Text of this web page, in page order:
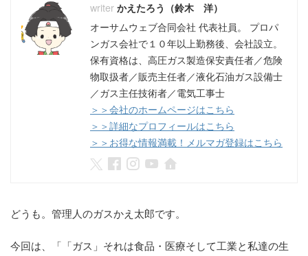
かえたろう（鈴木 洋）
オーサムウェブ合同会社 代表社員。 プロパ
ンガス会社で１０年以上勤務後、会社設立。
保有資格は、高圧ガス製造保安責任者／危険
物取扱者／販売主任者／液化石油ガス設備士
／ガス主任技術者／電気工事士
＞＞会社のホームページはこちら
＞＞詳細なプロフィールはこちら
＞＞お得な情報満載！メルマガ登録はこちら
どうも。管理人のガスかえ太郎です。
今回は、「「ガス」それは食品・医療そして工業と私達の生